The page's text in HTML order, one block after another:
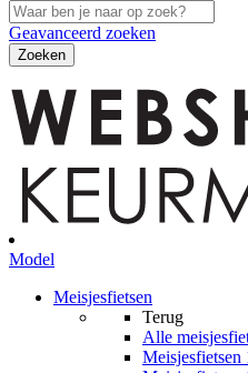
Geavanceerd zoeken
Zoeken
Model
Meisjesfietsen
Terug
Alle
Meisjesfietsen